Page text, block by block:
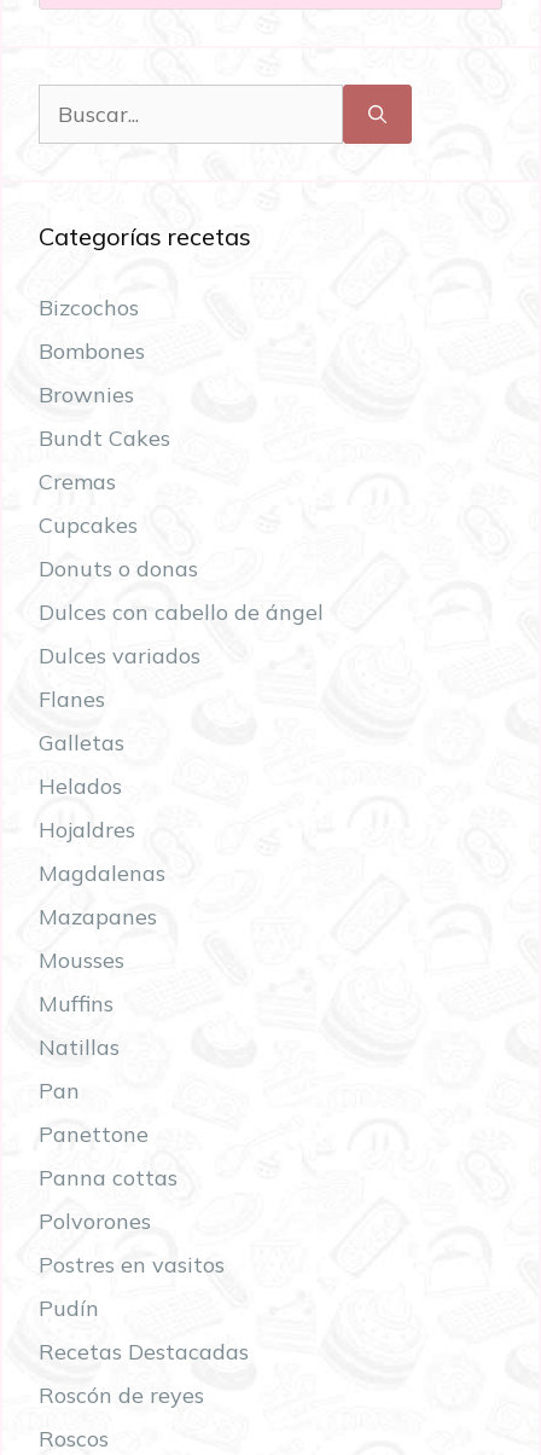
Categorías recetas
Bizcochos
Bombones
Brownies
Bundt Cakes
Cremas
Cupcakes
Donuts o donas
Dulces con cabello de ángel
Dulces variados
Flanes
Galletas
Helados
Hojaldres
Magdalenas
Mazapanes
Mousses
Muffins
Natillas
Pan
Panettone
Panna cottas
Polvorones
Postres en vasitos
Pudín
Recetas Destacadas
Roscón de reyes
Roscos